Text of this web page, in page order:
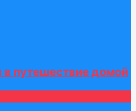
в путешествие домой